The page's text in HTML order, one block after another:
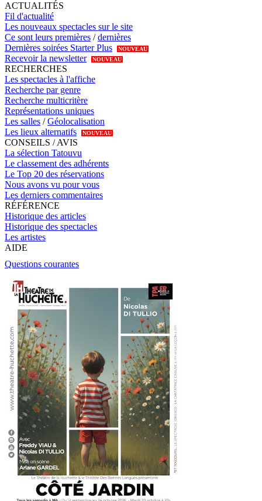
ACTUALITÉS
Fil d'actualité
Les nouveaux spectacles sur le site
Ce sont leurs premières /dernières
Dernières soirées Starter Plus
NOUVEAU
Recevoir la newsletter NOUVEAU
RECHERCHES
Les spectacles à l'affiche
Recherche par genre
Recherche multicritère
Représentations uniques
Les salles /Géolocalisation
Les lieux alternatifs
NOUVEAU
CONSEILS / AVIS
La sélection Tatouvu
Le classement des adhérents
Le Top 20 des réservations
Nous avons vu pour vous
Les derniers commentaires
RÉFÉRENCE
Historique des articles
Historique des spectacles
Les artistes
AIDE
Questions courantes